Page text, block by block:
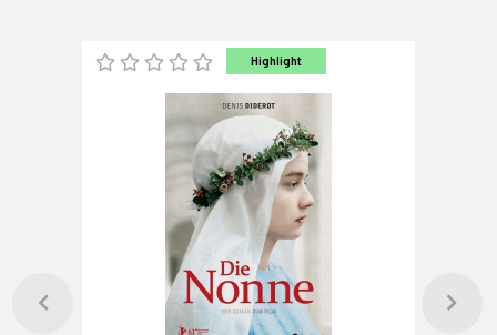
Highlight